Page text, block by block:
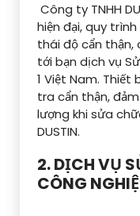
Công ty TNHH
hiện đại, quy
thái độ cẩn thận,
tới bạn dịch vụ
1 Việt Nam. Thiết
tra cẩn thận,
lượng khi sửa
DUSTIN.
2. DỊCH VỤ
CÔNG